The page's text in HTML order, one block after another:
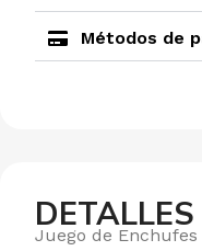
Métodos de
DETALLES
Juego de Enchufes